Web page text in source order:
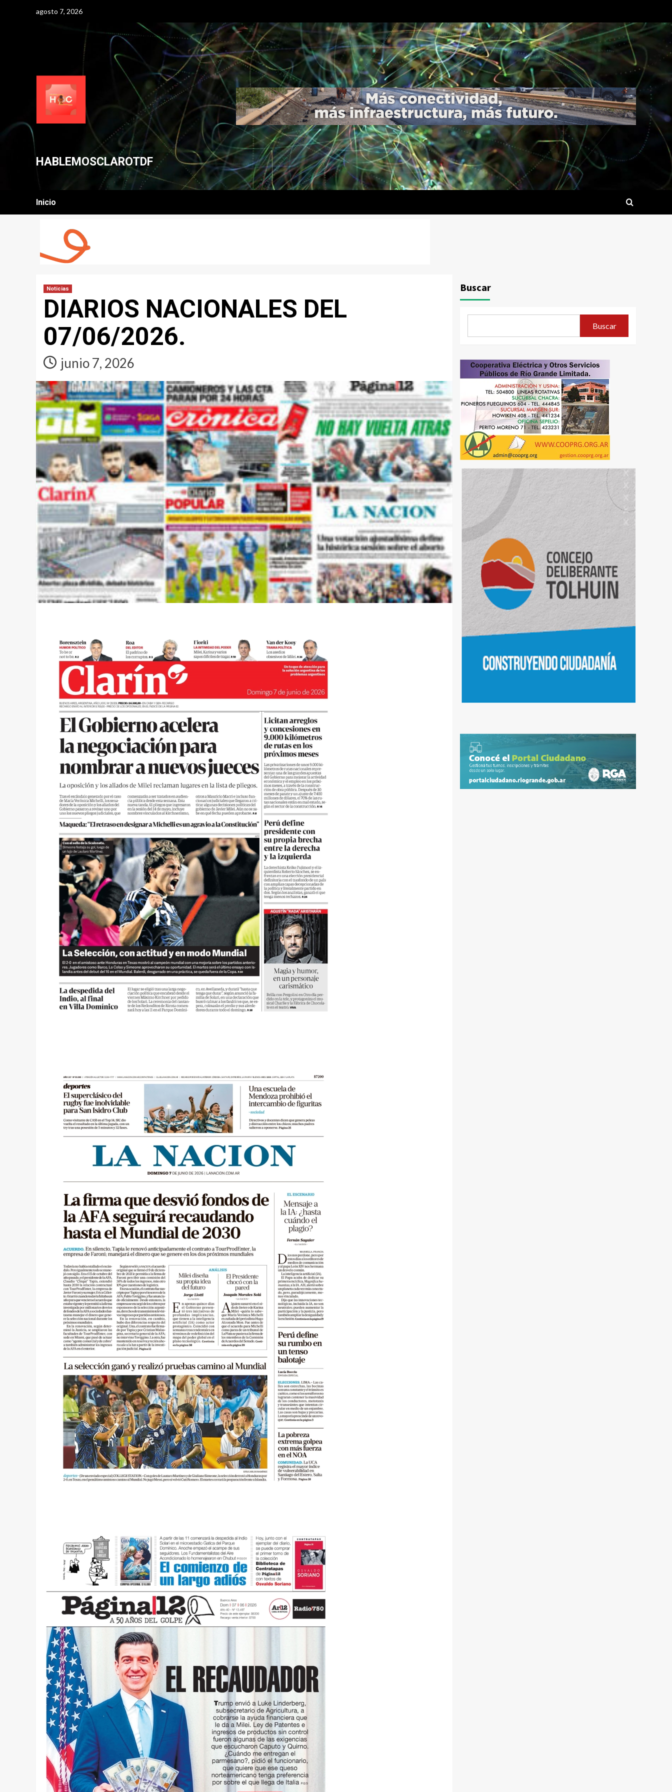
agosto 7, 2026
HABLEMOSCLAROTDF
Inicio
Noticias
DIARIOS NACIONALES DEL
07/06/2026.
junio 7, 2026
Buscar
Buscar